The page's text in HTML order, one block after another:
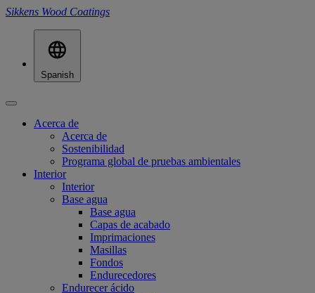
Sikkens Wood Coatings
Spanish
Acerca de
Acerca de
Sostenibilidad
Programa global de pruebas ambientales
Interior
Interior
Base agua
Base agua
Capas de acabado
Imprimaciones
Masillas
Fondos
Endurecedores
Endurecer ácido